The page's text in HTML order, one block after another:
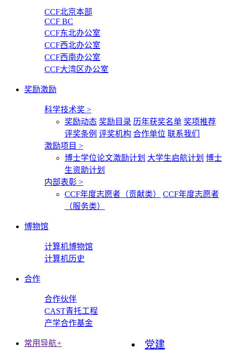
CCF北京本部
CCF BC
CCF东北办公室
CCF西北办公室
CCF西南办公室
CCF大湾区办公室
奖励激励
科学技术奖 >
奖励动态 奖励目录 历年获奖名单 奖项推荐
评奖条例 评奖机构 合作单位 联系我们
激励项目 >
博士学位论文激励计划 大学生启航计划 博士
生资助计划
内部表彰 >
CCF年度志愿者（贡献类）
CCF年度志愿者
（服务类）
博物馆
计算机博物馆
计算机历史
合作
合作伙伴
CAST青托工程
产学合作基金
党建
常用导航+